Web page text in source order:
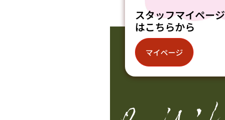
スタッフマイページ
はこちらから
マイページ